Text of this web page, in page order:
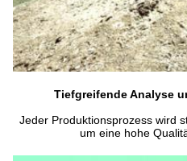
Tiefgreifende Analyse
Jeder Produktionsprozess wird
um eine hohe